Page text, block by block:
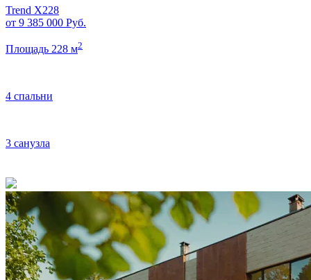
Trend X228
от 9 385 000 Руб.
Площадь 228 м2
4 спальни
3 санузла